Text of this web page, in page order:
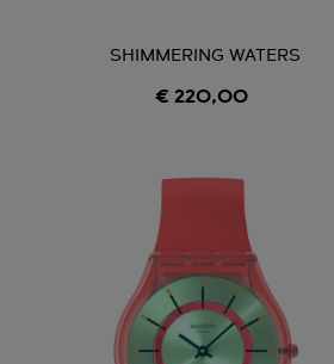
SHIMMERING WATERS
€ 220,00